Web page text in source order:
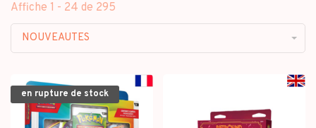
Affiche 1 - 24 de 295
NOUVEAUTES
en rupture de stock